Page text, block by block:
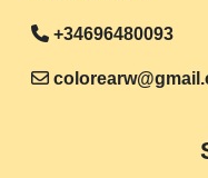
+34696480093